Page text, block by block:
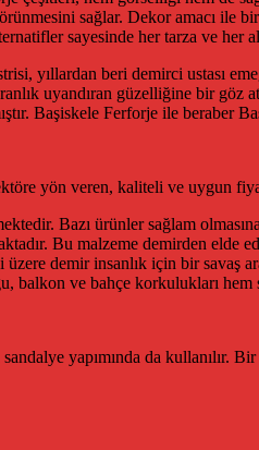
sağlar. Dekor amacı
sayesinde her tarza ve
yıllardan beri demirci ustası
uyandıran güzelliğine bir
Başiskele Ferforje ile
yön veren, kaliteli ve uygun
Bazı ürünler sağlam
Bu malzeme demirden elde
demir insanlık için bir savaş
balkon ve bahçe korkulukları
yapımında da kullanılır.